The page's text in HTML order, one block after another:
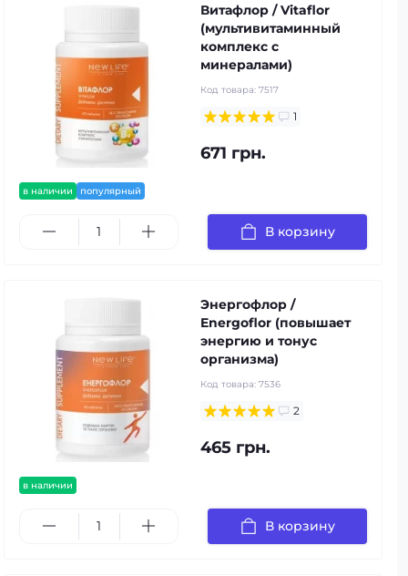
в наличии популярный
Витафлор / Vitaflor
(мультивитаминный
комплекс с
минералами)
Код товара: 7517
1
671 грн.
В корзину
в наличии
Энергофлор /
Energoflor (повышает
энергию и тонус
организма)
Код товара: 7536
2
465 грн.
В корзину